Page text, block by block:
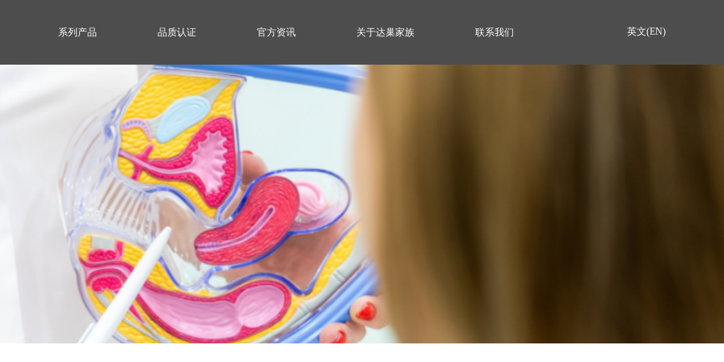
英文(EN)
系列产品 品质认证 官方资讯 关于达巢家族 联系我们